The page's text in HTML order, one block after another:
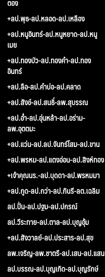
ตอง
+ลป.พุธ-ลป.หลอด-ลป.เหลือง
+ลป.หนูอินทร์-ลป.หนูหยาด-ลป.หนู
เมย
+ลป.ทองบัว-ลป.ทองคำ-ลป.ทอง
อินทร์
+ลป.ลือ-ลป.คำบ่อ-ลป.คลาด
+ลป.สังข์-ลป.สนธิ์-ลพ.สุบรรณ
+ลป.อ่ำ-ลป.อุ่นหล้า-ลป.อร่าม-
ลพ.อุตตมะ
+ลป.แว่น-ลป.ลป.จันทร์โสม-ลป.ขาน
+ลป.พรหม-ลป.แตงอ่อน-ลป.สิงห์ทอง
+เจ้าคุณนร.-ลป.บุดดา-ลป.พรหมมา
+ลป.กูด-ลป.กว่า-ลป.กินรี-ลต.เฉลิม
ลป.ปั่น-ลป.ปฐม-ลป.ปกรณ์
ลป.วีระทาย-ลป.ตาล-ลป.บุญอุ้ม
+ลป.สังวาลย์-ลป.ประสาร-ลป.สุข
ลพ.เจริญ-ลพ.ชาตรี-ลป.เสน-ลป.แสน
ลป.บรรณ-ลป.บุญเกิด-ลป.บุญรักษ์